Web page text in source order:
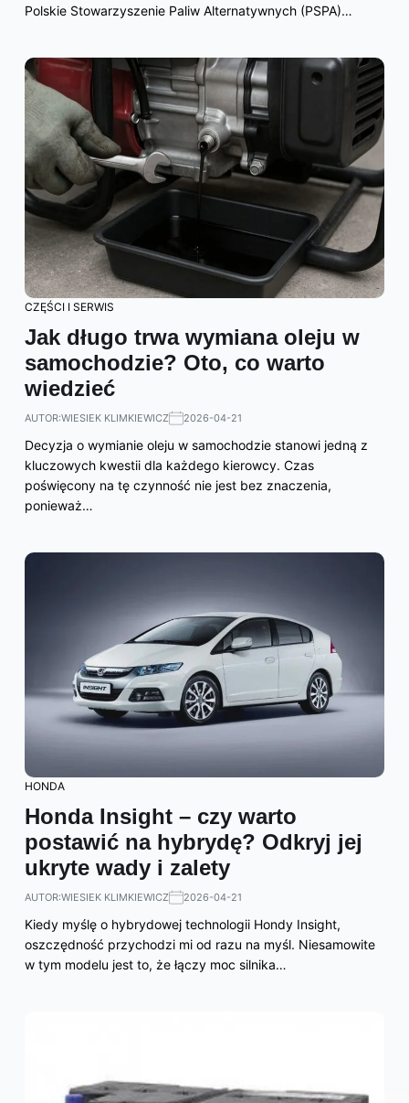
Polskie Stowarzyszenie Paliw Alternatywnych (PSPA)…
CZĘŚCI I SERWIS
Jak długo trwa wymiana oleju w
samochodzie? Oto, co warto
wiedzieć
AUTOR:WIESIEK KLIMKIEWICZ 2026-04-21
Decyzja o wymianie oleju w samochodzie stanowi jedną z
kluczowych kwestii dla każdego kierowcy. Czas
poświęcony na tę czynność nie jest bez znaczenia,
ponieważ…
HONDA
Honda Insight – czy warto
postawić na hybrydę? Odkryj jej
ukryte wady i zalety
AUTOR:WIESIEK KLIMKIEWICZ 2026-04-21
Kiedy myślę o hybrydowej technologii Hondy Insight,
oszczędność przychodzi mi od razu na myśl. Niesamowite
w tym modelu jest to, że łączy moc silnika…